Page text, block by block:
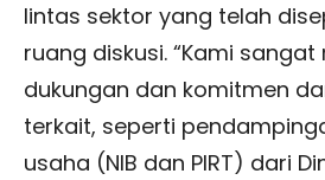
lintas sektor yang telah
ruang diskusi. “Kami
dukungan dan komitmen
terkait, seperti
usaha (NIB dan PIRT) dari